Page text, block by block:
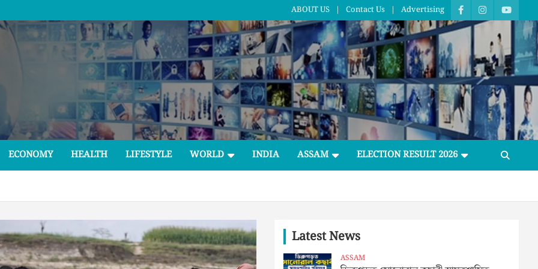
ABOUT US Contact Us Advertising
ECONOMY HEALTH LIFESTYLE WORLD INDIA ASSAM ELECTION RESULT 2026
Latest News
ASSAM